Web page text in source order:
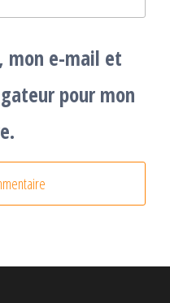
mon e-mail et
pour mon